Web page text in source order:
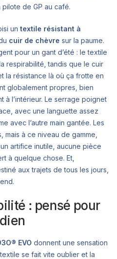
pilote de GP au café.
un textile résistant à
cuir de chèvre sur la paume.
pour un gant d’été : le textile
respirabilité, tandis que le cuir
la résistance là où ça frotte en
globalement propres, bien
à l’intérieur. Le serrage poignet
avec une languette assez
avec l’autre main gantée. Les
mais à ce niveau de gamme,
artifice inutile, aucune pièce
à quelque chose. Et,
aux trajets de tous les jours,
: pensé pour
EVO donnent une sensation
se fait vite oublier et la